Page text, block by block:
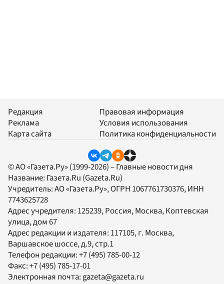
Редакция
Реклама
Карта сайта
Правовая информация
Условия использования
Политика конфиденциальности
© АО «Газета.Ру» (1999-2026) – Главные новости дня
Название: Газета.Ru (Gazeta.Ru)
Учредитель:АО «Газета.Ру», ОГРН 1067761730376, ИНН
7743625728
Адрес учредителя: 125239, Россия, Москва, Коптевская
улица, дом 67
Адрес редакции и издателя: 117105, г. Москва,
Варшавское шоссе, д.9, стр.1
Телефон редакции:+7 (495) 785-00-12
Факс:+7 (495) 785-17-01
Электронная почта:gazeta@gazeta.ru